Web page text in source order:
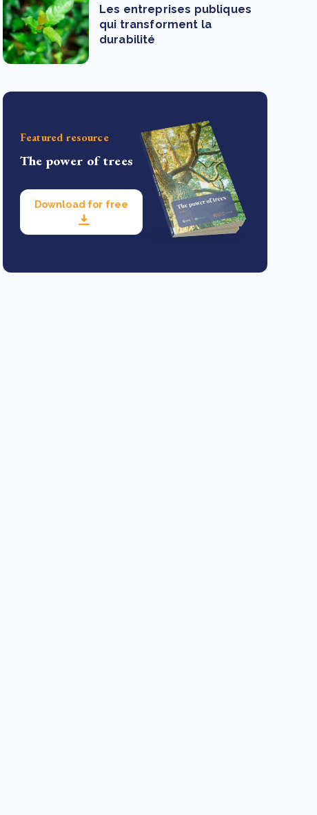
Les entreprises publiques
qui transforment la
durabilité
Featured resource
The power of trees
Download for free